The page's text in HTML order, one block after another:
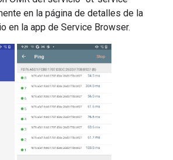
en la página de detalles de la
en la app de Service Browser.